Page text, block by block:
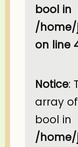
bool in
/home/
on line
Notice:
array
bool in
/home/